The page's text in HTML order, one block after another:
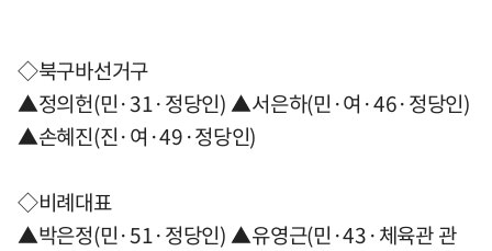
◇북구바선거구
▲정의헌(민·31·정당인) ▲서은하(민·여·46·정당인)
▲손혜진(진·여·49·정당인)
◇비례대표
▲박은정(민·51·정당인) ▲유영근(민·43·체육관 관